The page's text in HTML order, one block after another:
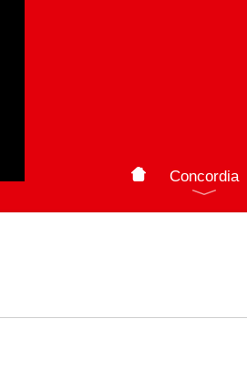
Concordia